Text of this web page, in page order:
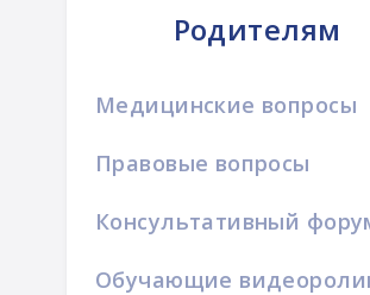
Родителям
Медицинские вопросы
Правовые вопросы
Консультативный
Обучающие